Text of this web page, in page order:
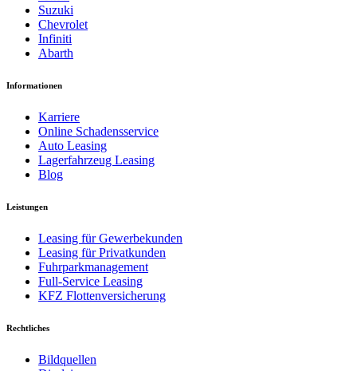
Suzuki
Chevrolet
Infiniti
Abarth
Informationen
Karriere
Online Schadensservice
Auto Leasing
Lagerfahrzeug Leasing
Blog
Leistungen
Leasing für Gewerbekunden
Leasing für Privatkunden
Fuhrparkmanagement
Full-Service Leasing
KFZ Flottenversicherung
Rechtliches
Bildquellen